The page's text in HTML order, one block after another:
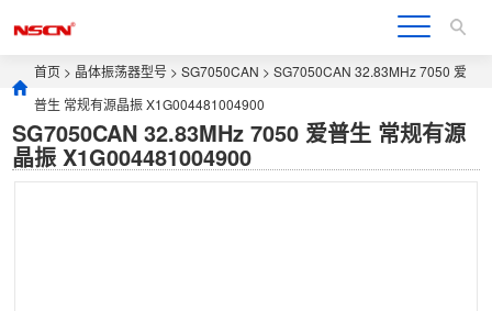
首页 > 晶体振荡器型号 >SG7050CAN > SG7050CAN 32.83MHz 7050 爱
普生 常规有源晶振 X1G004481004900
SG7050CAN 32.83MHz 7050 爱普生 常规有源
晶振 X1G004481004900